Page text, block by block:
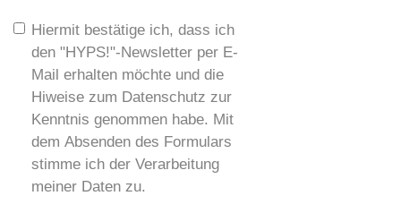
Hiermit bestätige ich, dass ich
den "HYPS!"-Newsletter per E-
Mail erhalten möchte und die
Hiweise zum Datenschutz zur
Kenntnis genommen habe. Mit
dem Absenden des Formulars
stimme ich der Verarbeitung
meiner Daten zu.